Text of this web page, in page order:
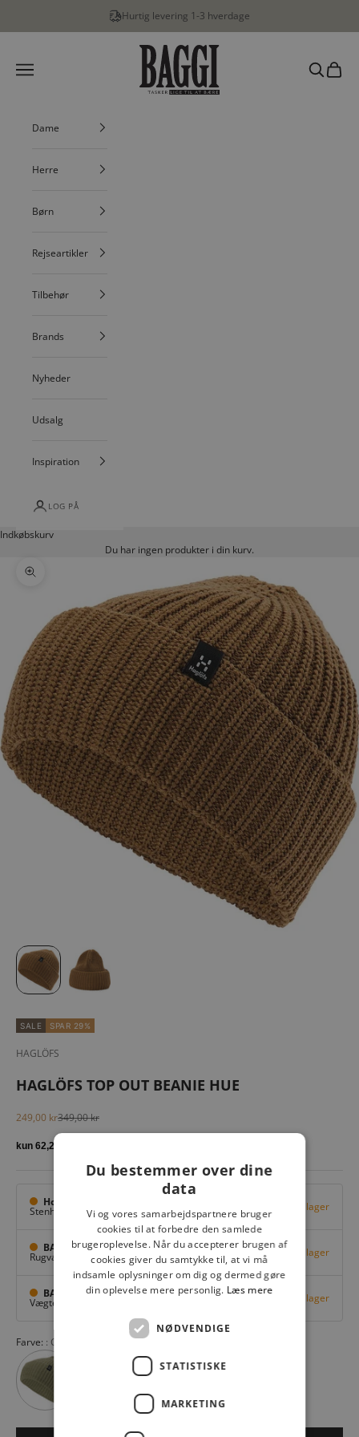
Hurtig levering 1-3 hverdage
BAGGI
Menu
Søg
Dame
Herre
Børn
Rejseartikler
Tilbehør
Brands
Nyheder
Udsalg
Inspiration
LOG PÅ
Indkøbskurv
Du har ingen produkter i din kurv.
Zoom
SALE SPAR 29%
HAGLÖFS
HAGLÖFS TOP OUT BEANIE HUE
Salgspris
249,00 krNormalpris
349,00 kr
Hovedlager
Stenhuggervej 10, Odense M Få på lager
BAGGI Tarup Center
Rugvang 36, Odense NV Få på lager
BAGGI Nyborg
Vægtergade 1, Få på lager
Farve: CINNAMON BROWN
Du bestemmer over dine
data
Vi og vores samarbejdspartnere bruger
cookies til at forbedre den samlede
brugeroplevelse. Når du accepterer brugen af
cookies giver du samtykke til, at vi må
indsamle oplysninger om dig og dermed gøre
din oplevelse mere personlig. Læs mere
NØDVENDIGE
STATISTISKE
MARKETING